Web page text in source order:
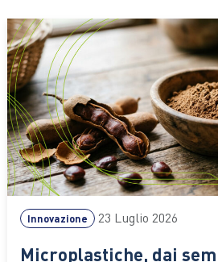
Innovazione 23 Luglio 2026
Microplastiche, dai